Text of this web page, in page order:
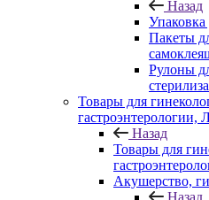
Назад
Упаковка
Пакеты
Рулоны
Товары для
гастроэнтерологии,
Назад
Товары для
Акушерство,
Назад